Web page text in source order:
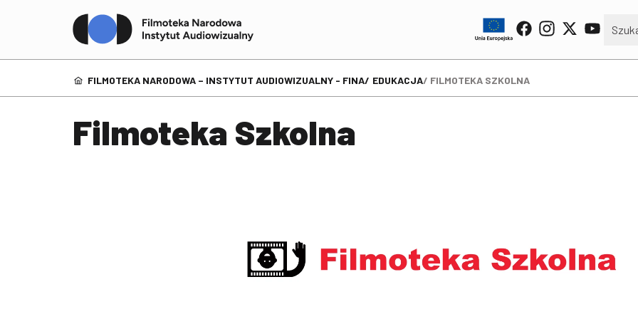
FILMOTEKA NARODOWA – INSTYTUT AUDIOWIZUALNY - FINA EDUKACJA FILMOTEKA SZKOLNA
Filmoteka Szkolna